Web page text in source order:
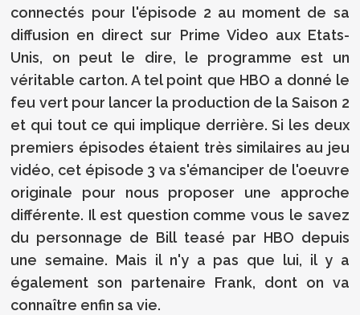
connectés pour l'épisode 2 au moment de sa
diffusion en direct sur Prime Video aux Etats-
Unis, on peut le dire, le programme est un
véritable carton. A tel point que HBO a donné le
feu vert pour lancer la production de la Saison 2
et qui tout ce qui implique derrière. Si les deux
premiers épisodes étaient très similaires au jeu
vidéo, cet épisode 3 va s'émanciper de l'oeuvre
originale pour nous proposer une approche
différente. Il est question comme vous le savez
du personnage de Bill teasé par HBO depuis
une semaine. Mais il n'y a pas que lui, il y a
également son partenaire Frank, dont on va
connaître enfin sa vie.